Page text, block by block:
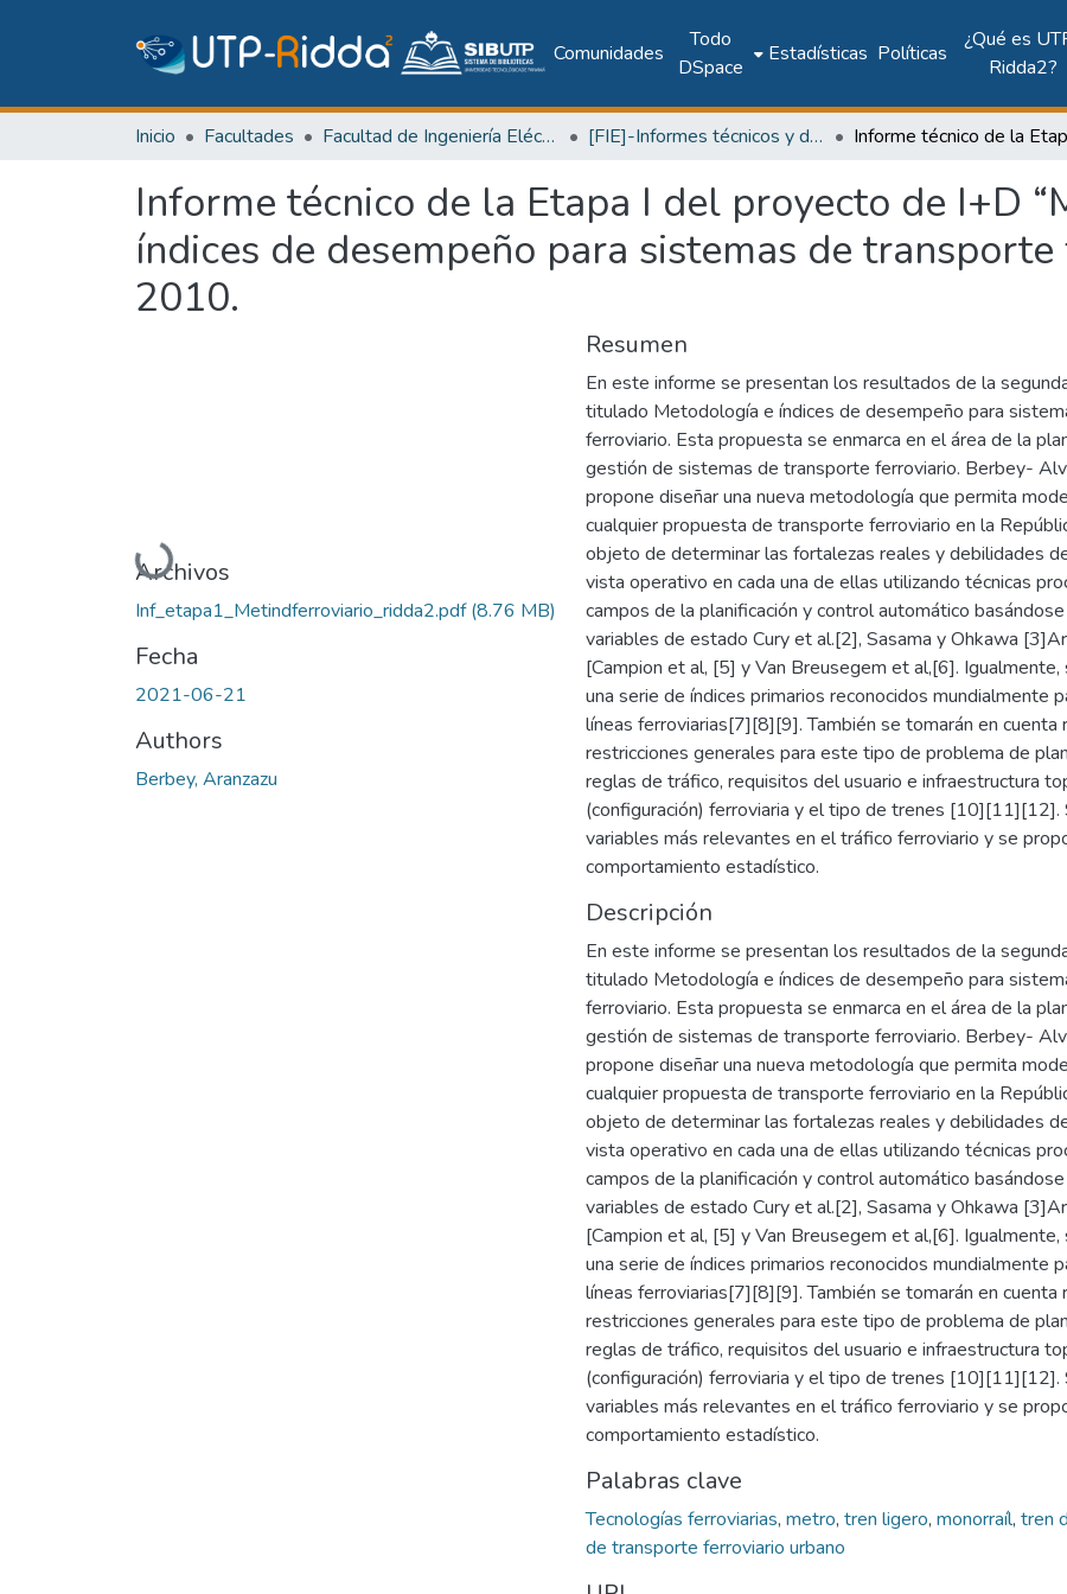
Comunidades
Todo
DSpace
Estadísticas Políticas
¿Qué es
Ridda2?
Inicio Facultades Facultad de Ingeniería Eléctrica [FIE]-Informes técnicos y de investigación
Informe técnico de la Etapa I del proyecto de I+D
índices de desempeño para sistemas de
2010.
Cargando...
Archivos
Inf_etapa1_Metindferroviario_ridda2.pdf(8.76 MB)
Fecha
2021-06-21
Authors
Berbey, Aranzazu
Resumen
En este informe se presentan los resultados de la
titulado Metodología e índices de desempeño para
ferroviario. Esta propuesta se enmarca en el área de la
gestión de sistemas de transporte ferroviario. Berbey-
propone diseñar una nueva metodología que permita
cualquier propuesta de transporte ferroviario en la
objeto de determinar las fortalezas reales y debilidades
vista operativo en cada una de ellas utilizando técnicas
campos de la planificación y control automático
variables de estado Cury et al.[2], Sasama y Ohkawa
[Campion et al, [5] y Van Breusegem et al,[6]. Igualmente,
una serie de índices primarios reconocidos mundialmente
líneas ferroviarias[7][8][9]. También se tomarán en cuenta
restricciones generales para este tipo de problema de
reglas de tráfico, requisitos del usuario e infraestructura
(configuración) ferroviaria y el tipo de trenes [10][11][12].
variables más relevantes en el tráfico ferroviario y se
comportamiento estadístico.
Descripción
En este informe se presentan los resultados de la
titulado Metodología e índices de desempeño para
ferroviario. Esta propuesta se enmarca en el área de la
gestión de sistemas de transporte ferroviario. Berbey-
propone diseñar una nueva metodología que permita
cualquier propuesta de transporte ferroviario en la
objeto de determinar las fortalezas reales y debilidades
vista operativo en cada una de ellas utilizando técnicas
campos de la planificación y control automático
variables de estado Cury et al.[2], Sasama y Ohkawa
[Campion et al, [5] y Van Breusegem et al,[6]. Igualmente,
una serie de índices primarios reconocidos mundialmente
líneas ferroviarias[7][8][9]. También se tomarán en cuenta
restricciones generales para este tipo de problema de
reglas de tráfico, requisitos del usuario e infraestructura
(configuración) ferroviaria y el tipo de trenes [10][11][12].
variables más relevantes en el tráfico ferroviario y se
comportamiento estadístico.
Palabras clave
Tecnologías ferroviarias, metro, tren ligero, monorraíl, tren
de transporte ferroviario urbano